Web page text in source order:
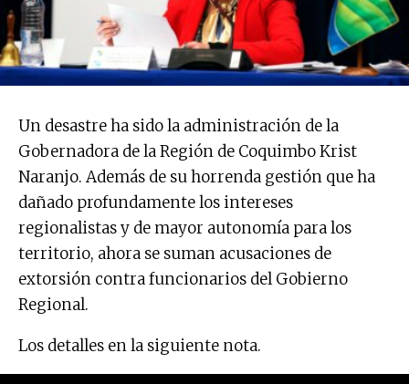
Un desastre ha sido la administración de la
Gobernadora de la Región de Coquimbo Krist
Naranjo. Además de su horrenda gestión que ha
dañado profundamente los intereses
regionalistas y de mayor autonomía para los
territorio, ahora se suman acusaciones de
extorsión contra funcionarios del Gobierno
Regional.
Los detalles en la siguiente nota.